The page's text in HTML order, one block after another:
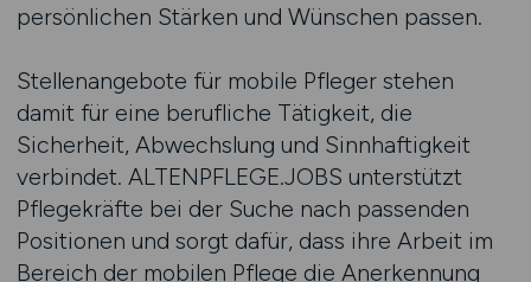
persönlichen Stärken und Wünschen passen.
Stellenangebote für mobile Pfleger stehen
damit für eine berufliche Tätigkeit, die
Sicherheit, Abwechslung und Sinnhaftigkeit
verbindet. ALTENPFLEGE.JOBS unterstützt
Pflegekräfte bei der Suche nach passenden
Positionen und sorgt dafür, dass ihre Arbeit im
Bereich der mobilen Pflege die Anerkennung